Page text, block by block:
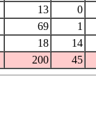
13
0
69
1
18
14
200 45